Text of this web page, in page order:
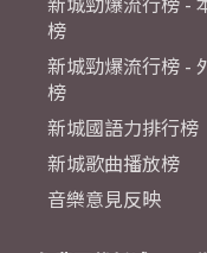
榜
新城勁爆流行榜 -
榜
新城國語力排行榜
新城歌曲播放榜
音樂意見反映